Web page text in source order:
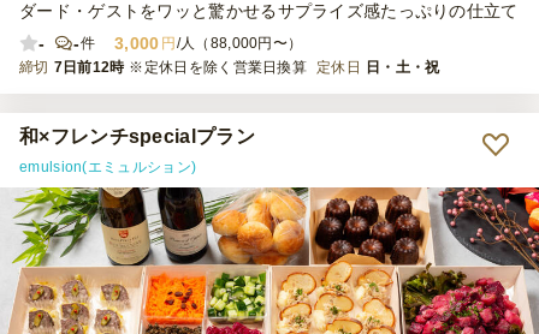
ダード・ゲストをワッと驚かせるサプライズ感たっぷりの仕立て
-
-件 3,000 円 /人（88,000円〜）
締切 7日前12時 ※定休日を除く営業日換算 定休日 日・土・祝
和×フレンチspecialプラン
emulsion(エミュルション)